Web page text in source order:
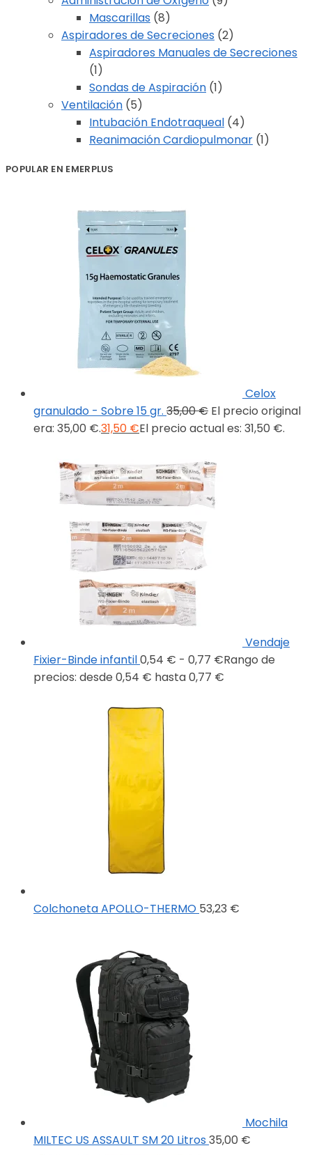
Mascarillas (8)
Aspiradores de Secreciones (2)
Aspiradores Manuales de Secreciones
(1)
Sondas de Aspiración (1)
Ventilación (5)
Intubación Endotraqueal (4)
Reanimación Cardiopulmonar (1)
POPULAR EN EMERPLUS
Celox
granulado - Sobre 15 gr. 35,00€ El precio original
era: 35,00 €.31,50 €El precio actual es: 31,50 €.
Vendaje
Fixier-Binde infantil0,54 € - 0,77 €Rango de
precios: desde 0,54 € hasta 0,77 €
Colchoneta APOLLO-THERMO 53,23 €
Mochila
MILTEC US ASSAULT SM 20 Litros 35,00 €